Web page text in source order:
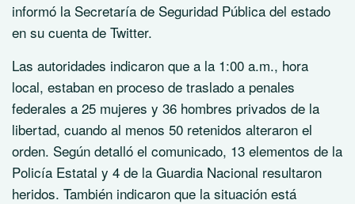
informó la Secretaría de Seguridad Pública del estado
en su cuenta de Twitter.
Las autoridades indicaron que a la 1:00 a.m., hora
local, estaban en proceso de traslado a penales
federales a 25 mujeres y 36 hombres privados de la
libertad, cuando al menos 50 retenidos alteraron el
orden. Según detalló el comunicado, 13 elementos de la
Policía Estatal y 4 de la Guardia Nacional resultaron
heridos. También indicaron que la situación está